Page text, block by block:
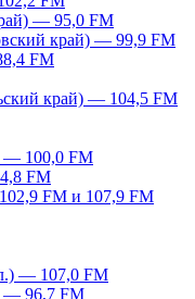
— 95,0 FM
край) — 99,9 FM
FM
край) — 104,5 FM
— 100,0 FM
FM
FM и 107,9 FM
— 107,0 FM
— 96,7 FM